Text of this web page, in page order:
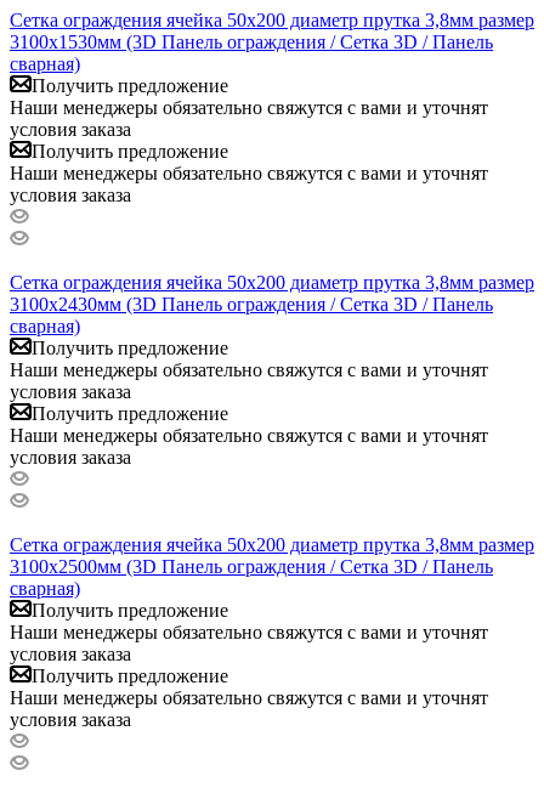
Сетка ограждения ячейка 50х200 диаметр прутка 3,8мм размер
3100x1530мм (3D Панель ограждения / Сетка 3D / Панель
сварная)
Получить предложение
Наши менеджеры обязательно свяжутся с вами и уточнят
условия заказа
Получить предложение
Наши менеджеры обязательно свяжутся с вами и уточнят
условия заказа
Сетка ограждения ячейка 50х200 диаметр прутка 3,8мм размер
3100x2430мм (3D Панель ограждения / Сетка 3D / Панель
сварная)
Получить предложение
Наши менеджеры обязательно свяжутся с вами и уточнят
условия заказа
Получить предложение
Наши менеджеры обязательно свяжутся с вами и уточнят
условия заказа
Сетка ограждения ячейка 50х200 диаметр прутка 3,8мм размер
3100x2500мм (3D Панель ограждения / Сетка 3D / Панель
сварная)
Получить предложение
Наши менеджеры обязательно свяжутся с вами и уточнят
условия заказа
Получить предложение
Наши менеджеры обязательно свяжутся с вами и уточнят
условия заказа